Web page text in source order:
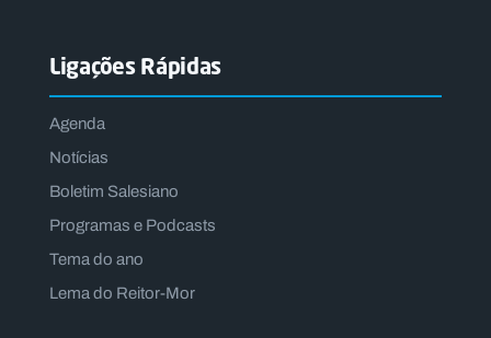
Ligações Rápidas
Agenda
Notícias
Boletim Salesiano
Programas e Podcasts
Tema do ano
Lema do Reitor-Mor